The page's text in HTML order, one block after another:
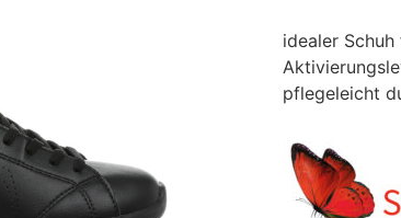
idealer
pflegeleicht